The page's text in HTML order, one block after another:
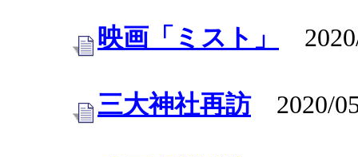
映画「ミスト」
三大神社再訪2020/